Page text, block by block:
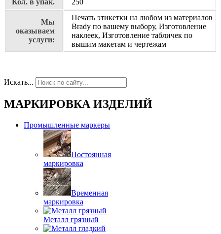
Кол. в упак. 250
Мы
оказываем
услуги:
Печать этикетки на любом из материалов
Brady по вашему выбору, Изготовление
наклеек, Изготовление табличек по
вышим макетам и чертежам
Искать...
МАРКИРОВКА ИЗДЕЛИЙ
Промышленные маркеры
Постоянная
маркировка
Временная
маркировка
Металл грязный